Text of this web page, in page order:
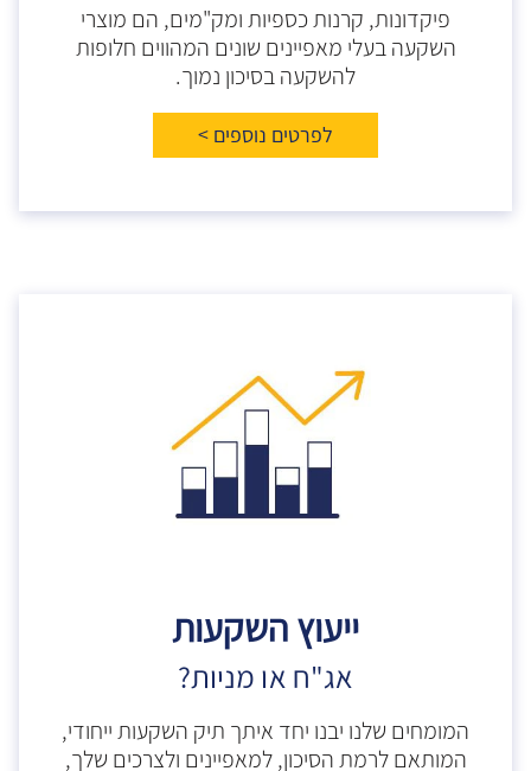
פיקדונות, קרנות כספיות ומק"מים, הם מוצרי
השקעה בעלי מאפיינים שונים המהווים חלופות
להשקעה בסיכון נמוך.
לפרטים נוספים >
ייעוץ השקעות
אג"ח או מניות?
המומחים שלנו יבנו יחד איתך תיק השקעות ייחודי,
המותאם לרמת הסיכון, למאפיינים ולצרכים שלך,